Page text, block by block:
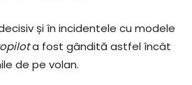
și în incidentele cu modele
a fost gândită astfel încât
de pe volan.